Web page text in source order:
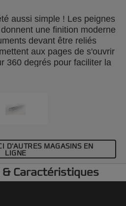
aussi simple ! Les peignes
une finition moderne
devant être reliés
aux pages de s'ouvrir
360 degrés pour faciliter la
La reliure
sécurisés. Le pas de 3:1
WireBind. Couleur :
au maximum. Format
250 unités.
D'AUTRES MAGASINS EN
LIGNE
Caractéristiques